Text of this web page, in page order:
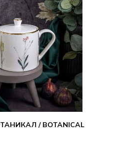
/ BOTANICAL